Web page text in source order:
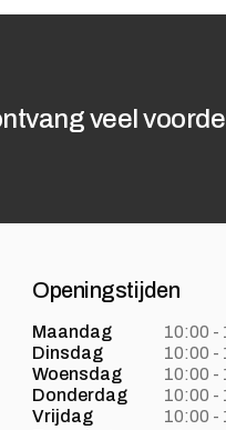
veel
Openingstijden
Maandag
10:00 -
Dinsdag
10:00 -
Woensdag
10:00 -
Donderdag
10:00 -
Vrijdag
10:00 -